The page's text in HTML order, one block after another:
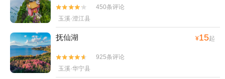


450条评论
玉溪·澄江县
抚仙湖 ¥15起


925条评论
玉溪·华宁县